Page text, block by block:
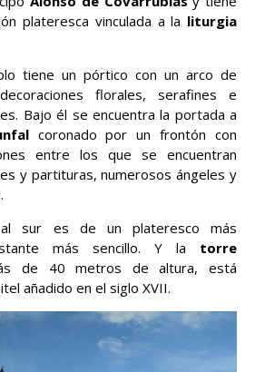
plateresca vinculada a la liturgia
tiene un pórtico con un arco de
florales, serafines e
Bajo él se encuentra la portada a
coronado por un frontón con
entre los que se encuentran
y partituras, numerosos ángeles y
sur es de un plateresco más
más sencillo. Y la torre
de 40 metros de altura, está
añadido en el siglo XVII.